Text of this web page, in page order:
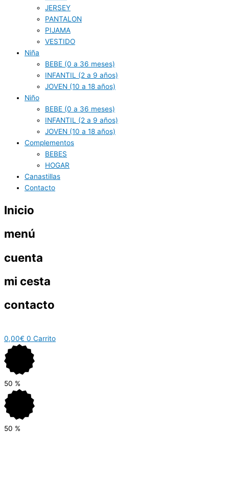
JERSEY
PANTALON
PIJAMA
VESTIDO
Niña
BEBE (0 a 36 meses)
INFANTIL (2 a 9 años)
JOVEN (10 a 18 años)
Niño
BEBE (0 a 36 meses)
INFANTIL (2 a 9 años)
JOVEN (10 a 18 años)
Complementos
BEBES
HOGAR
Canastillas
Contacto
Inicio
menú
cuenta
mi cesta
contacto
0,00€ 0 Carrito
50 %
50 %